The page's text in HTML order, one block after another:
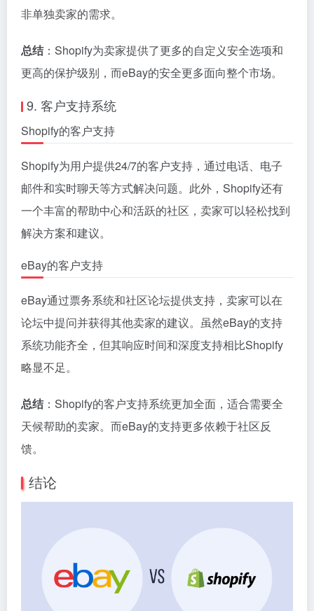
非单独卖家的需求。
总结：Shopify为卖家提供了更多的自定义安全选项和
更高的保护级别，而eBay的安全更多面向整个市场。
9. 客户支持系统
Shopify的客户支持
Shopify为用户提供24/7的客户支持，通过电话、电子
邮件和实时聊天等方式解决问题。此外，Shopify还有
一个丰富的帮助中心和活跃的社区，卖家可以轻松找到
解决方案和建议。
eBay的客户支持
eBay通过票务系统和社区论坛提供支持，卖家可以在
论坛中提问并获得其他卖家的建议。虽然eBay的支持
系统功能齐全，但其响应时间和深度支持相比Shopify
略显不足。
总结：Shopify的客户支持系统更加全面，适合需要全
天候帮助的卖家。而eBay的支持更多依赖于社区反
馈。
结论